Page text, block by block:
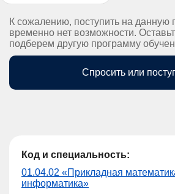
К сожалению, поступить на данную
временно нет возможности.
подберем другую программу
Спросить или
Код и специальность:
01.04.02 «Прикладная
информатика»